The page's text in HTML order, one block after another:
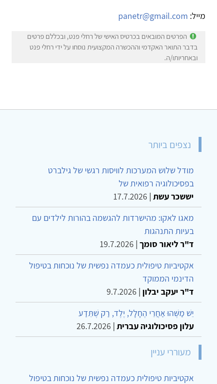
מייל: panetr@gmail.com
הפרטים המובאים בכרטיס האישי של רחלי פנט, ובכללם פרטים
בדבר התואר האקדמי וההכשרה המקצועית נוסחו על ידי רחלי פנט
ובאחריותו/ה.
נצפים ביותר
מודל שלוש המערכות לוויסות רגשי של גילברט
בפסיכולוגיה רפואית של
יששכר עשת |
17.7.2026
מאגו לאקו: מהישרדות להגשמה בהורות לילדים עם
בעיות התנהגות
ד"ר ליאור סומך |
19.7.2026
אקטיביות טיפולית כעמדה נפשית של נוכחות בטיפול
הדינמי הממוקד
ד"ר יעקב יבלון |
9.7.2026
יֵשׁ מַשֶּׁהוּ אַחֲרֵי הֶחָלָל, יֶלֶד, רַק שֶׁתֵּדַע
עלון פסיכולוגיה עברית |
26.7.2026
מעוררי עניין
אקטיביות טיפולית כעמדה נפשית של נוכחות בטיפול